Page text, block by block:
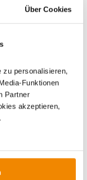
Über Cookies
zu personalisieren,
Funktionen
Partner
akzeptieren,